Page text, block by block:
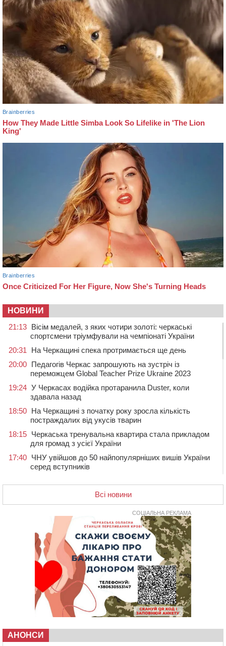
НОВИНИ
21:13 Вісім медалей, з яких чотири золоті: черкаські
спортсмени тріумфували на чемпіонаті України
20:31
На Черкащині спека протримається ще день
20:00 Педагогів Черкас запрошують на зустріч із
переможцем Global Teacher Prize Ukraine 2023
19:24 У Черкасах водійка протаранила Duster, коли
здавала назад
18:50 На Черкащині з початку року зросла кількість
постраждалих від укусів тварин
18:15 Черкаська тренувальна квартира стала прикладом
для громад з усієї України
17:40 ЧНУ увійшов до 50 найпопулярніших вишів України
серед вступників
контейнерний майданчик
16:32
Без розтину грудної клітки: у Черкасах 75-річній
пацієнтці замінили аортальний клапан
У Черкаському онкоцентрі встановили сонячну
електростанцію за понад пів мільйона гривень
У Київській області прощаються з полеглим на
фронті жителем Монастирищини
У Черкасах містяни через нову скляну зупинку і
вирізані дерева потерпають від спеки: Бондаренко
обіцяє масштабне озеленення
Провокував конфлікт і зачинився в автівці: у ТЦК
чоловіка у Тальному
Всі новини
СОЦІАЛЬНА РЕКЛАМА
АНОНСИ